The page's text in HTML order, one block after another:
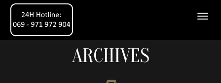
ARCHIVES